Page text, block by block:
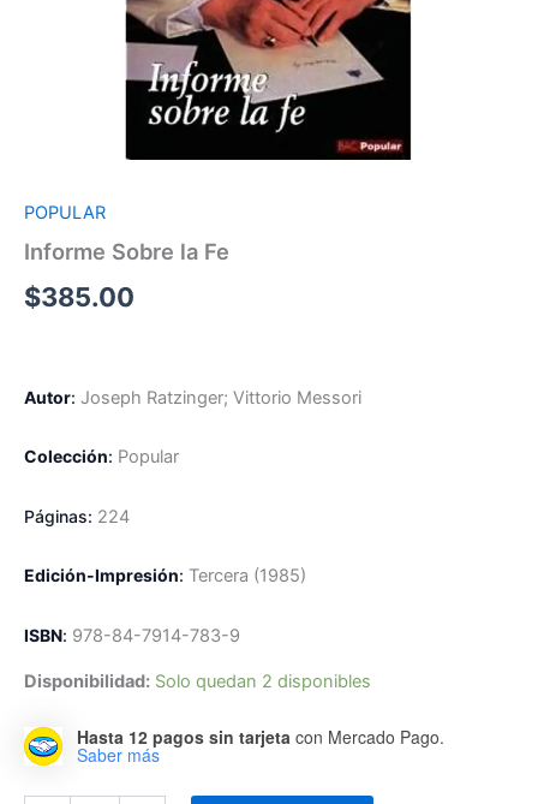
POPULAR
Informe Sobre la Fe
$385.00
Autor: Joseph Ratzinger; Vittorio Messori
Colección: Popular
Páginas: 224
Edición-Impresión: Tercera (1985)
ISBN: 978-84-7914-783-9
Disponibilidad: Solo quedan 2 disponibles
Hasta 12 pagos sin tarjeta con Mercado Pago.
Saber más